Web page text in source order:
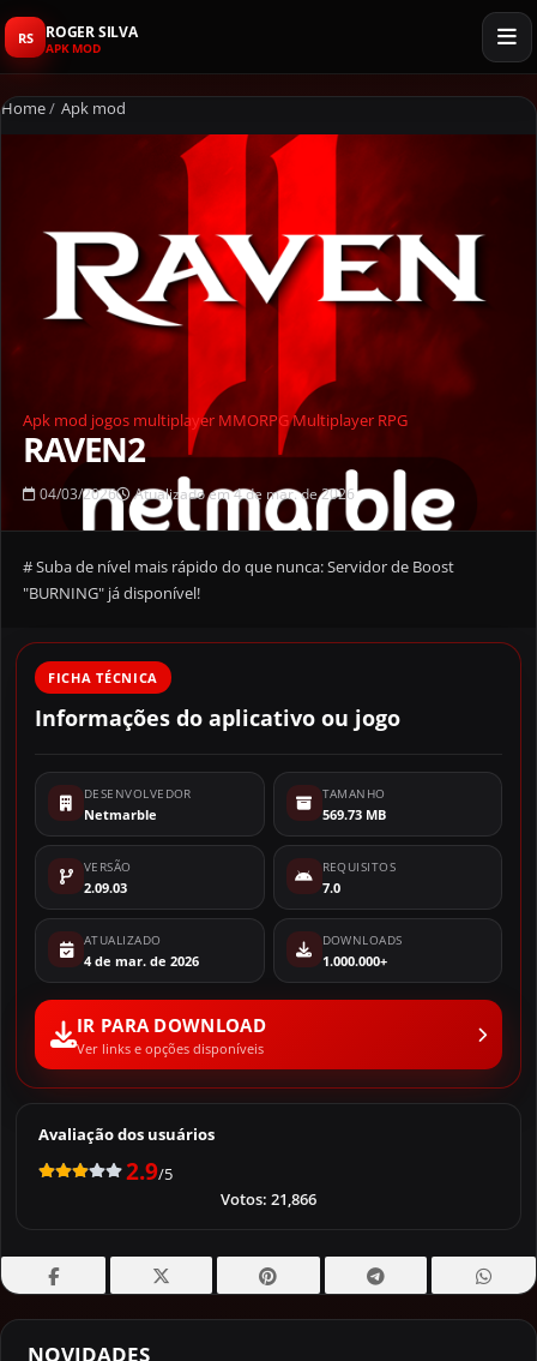
RS ROGER SILVA
APK MOD
Home/ Apk mod
Apk mod jogos multiplayer MMORPGMultiplayer RPG
RAVEN2
04/03/2026 Atualizado em 4 de mar. de 2026
# Suba de nível mais rápido do que nunca: Servidor de Boost
"BURNING" já disponível!
FICHA TÉCNICA
Informações do aplicativo ou jogo
DESENVOLVEDOR
Netmarble
TAMANHO
569.73 MB
VERSÃO
2.09.03
REQUISITOS
7.0
ATUALIZADO
4 de mar. de 2026
DOWNLOADS
1.000.000+
IR PARA DOWNLOAD
Ver links e opções disponíveis
Avaliação dos usuários
2.9/5
Votos: 21,866
NOVIDADES